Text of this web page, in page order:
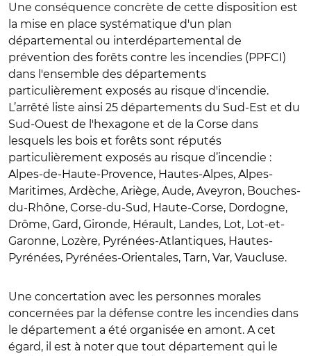
Une conséquence concrète de cette disposition est
la mise en place systématique d'un plan
départemental ou interdépartemental de
prévention des forêts contre les incendies (PPFCI)
dans l'ensemble des départements
particulièrement exposés au risque d'incendie.
L’arrêté liste ainsi 25 départements du Sud-Est et du
Sud-Ouest de l'hexagone et de la Corse dans
lesquels les bois et forêts sont réputés
particulièrement exposés au risque d’incendie :
Alpes-de-Haute-Provence, Hautes-Alpes, Alpes-
Maritimes, Ardèche, Ariège, Aude, Aveyron, Bouches-
du-Rhône, Corse-du-Sud, Haute-Corse, Dordogne,
Drôme, Gard, Gironde, Hérault, Landes, Lot, Lot-et-
Garonne, Lozère, Pyrénées-Atlantiques, Hautes-
Pyrénées, Pyrénées-Orientales, Tarn, Var, Vaucluse.
Une concertation avec les personnes morales
concernées par la défense contre les incendies dans
le département a été organisée en amont. A cet
égard, il est à noter que tout département qui le